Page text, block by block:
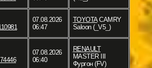
07.08.2026
06:47
TOYOTACAMRY
Saloon (_V5_)
07.08.2026
06:40
RENAULT
MASTER III
Фургон (FV)